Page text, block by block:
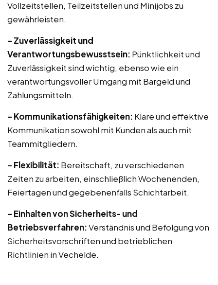
Vollzeitstellen, Teilzeitstellen und Minijobs zu
gewährleisten.
– Zuverlässigkeit und
Verantwortungsbewusstsein: Pünktlichkeit und
Zuverlässigkeit sind wichtig, ebenso wie ein
verantwortungsvoller Umgang mit Bargeld und
Zahlungsmitteln.
– Kommunikationsfähigkeiten: Klare und effektive
Kommunikation sowohl mit Kunden als auch mit
Teammitgliedern.
– Flexibilität: Bereitschaft, zu verschiedenen
Zeiten zu arbeiten, einschließlich Wochenenden,
Feiertagen und gegebenenfalls Schichtarbeit.
– Einhalten von Sicherheits- und
Betriebsverfahren:Verständnis und Befolgung von
Sicherheitsvorschriften und betrieblichen
Richtlinien in Vechelde.